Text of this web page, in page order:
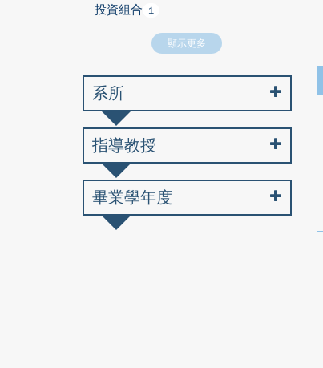
投資組合 1
顯示更多
系所
指導教授
畢業學年度